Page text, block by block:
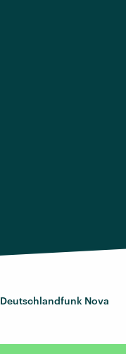
Deutschlandfunk Nova